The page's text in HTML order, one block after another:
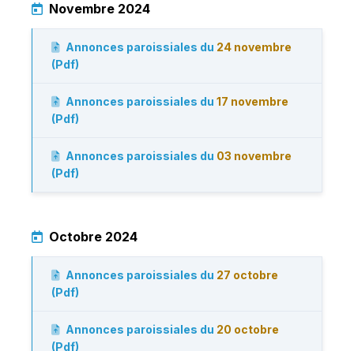
Novembre 2024
Annonces paroissiales du 24 novembre
(Pdf)
Annonces paroissiales du 17 novembre
(Pdf)
Annonces paroissiales du 03 novembre
(Pdf)
Octobre 2024
Annonces paroissiales du 27 octobre
(Pdf)
Annonces paroissiales du 20 octobre
(Pdf)